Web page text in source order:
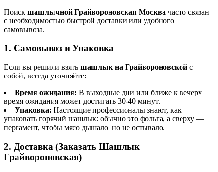
Поиск шашлычной Грайвороновская Москва часто связан
с необходимостью быстрой доставки или удобного
самовывоза.
1. Самовывоз и Упаковка
Если вы решили взять шашлык на Грайвороновской с
собой, всегда уточняйте:
Время ожидания: В выходные дни или ближе к вечеру
время ожидания может достигать 30-40 минут.
Упаковка: Настоящие профессионалы знают, как
упаковать горячий шашлык: обычно это фольга, а сверху —
пергамент, чтобы мясо дышало, но не остывало.
2. Доставка (Заказать Шашлык
Грайвороновская)